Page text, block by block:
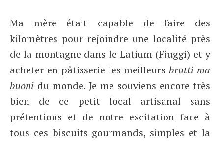
Ma mère était capable de faire des
kilomètres pour rejoindre une localité près
de la montagne dans le Latium (Fiuggi) et y
acheter en pâtisserie les meilleursbrutti ma
buoni du monde. Je me souviens encore très
bien de ce petit local artisanal sans
prétentions et de notre excitation face à
tous ces biscuits gourmands, simples et la